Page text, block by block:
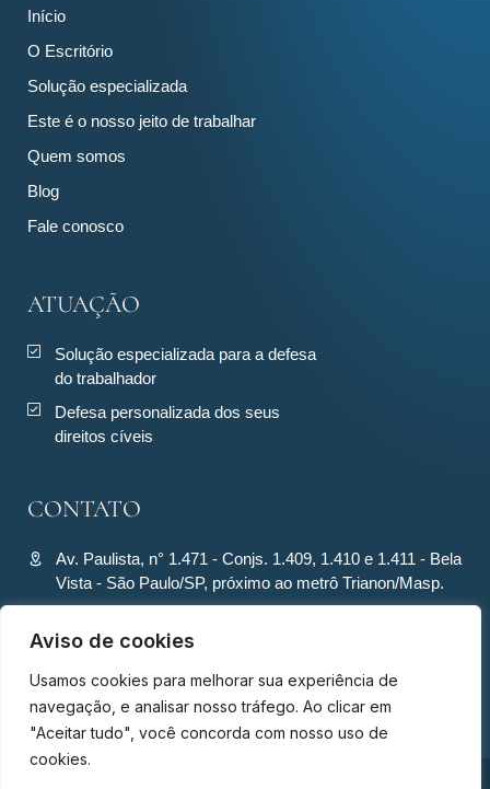
Aviso de cookies
Usamos cookies para melhorar sua experiência de
navegação, e analisar nosso tráfego. Ao clicar em
"Aceitar tudo", você concorda com nosso uso de
cookies.
Início
O Escritório
Solução especializada
Este é o nosso jeito de trabalhar
Quem somos
Blog
Fale conosco
ATUAÇÃO
Solução especializada para a defesa
do trabalhador
Defesa personalizada dos seus
direitos cíveis
CONTATO
Av. Paulista, n° 1.471 - Conjs. 1.409, 1.410 e 1.411 - Bela
Vista - São Paulo/SP, próximo ao metrô Trianon/Masp.
(11) 94280-4701